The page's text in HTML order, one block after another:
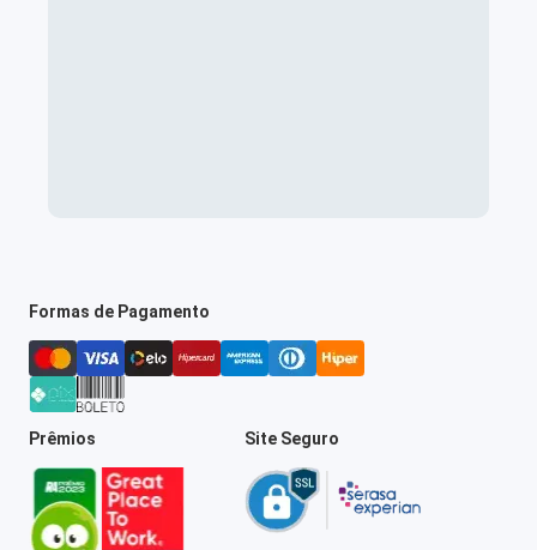
Formas de Pagamento
Prêmios Site Seguro